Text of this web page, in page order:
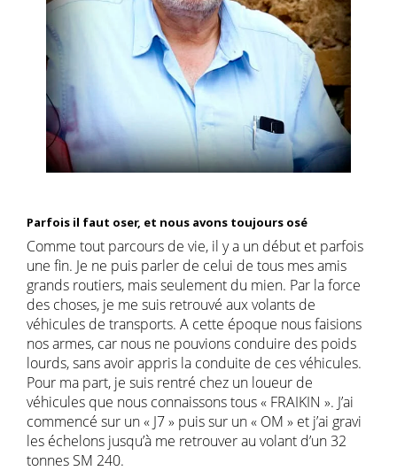
Parfois il faut oser, et nous avons toujours osé
Comme tout parcours de vie, il y a un début et parfois
une fin. Je ne puis parler de celui de tous mes amis
grands routiers, mais seulement du mien. Par la force
des choses, je me suis retrouvé aux volants de
véhicules de transports. A cette époque nous faisions
nos armes, car nous ne pouvions conduire des poids
lourds, sans avoir appris la conduite de ces véhicules.
Pour ma part, je suis rentré chez un loueur de
véhicules que nous connaissons tous « FRAIKIN ». J’ai
commencé sur un « J7 » puis sur un « OM » et j’ai gravi
les échelons jusqu’à me retrouver au volant d’un 32
tonnes SM 240.